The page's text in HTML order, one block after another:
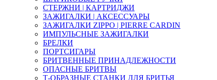
СТЕРЖНИ | КАРТРИДЖИ
ЗАЖИГАЛКИ | АКСЕССУАРЫ
ЗАЖИГАЛКИ ZIPPO | PIERRE CARDIN
ИМПУЛЬСНЫЕ ЗАЖИГАЛКИ
БРЕЛКИ
ПОРТСИГАРЫ
БРИТВЕННЫЕ ПРИНАДЛЕЖНОСТИ
ОПАСНЫЕ БРИТВЫ
Т-ОБРАЗНЫЕ СТАНКИ ДЛЯ БРИТЬЯ